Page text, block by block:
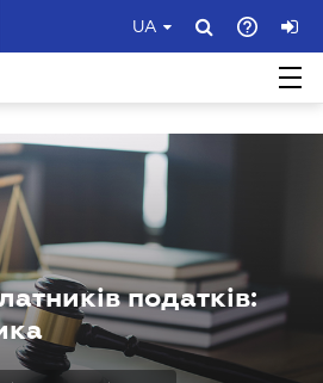
UA
податків: